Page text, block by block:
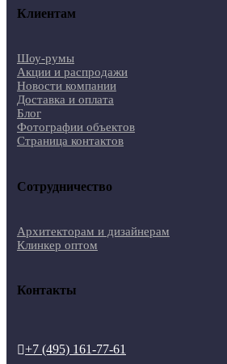
Клиентам
Шоу-румы
Акции и распродажи
Новости компании
Доставка и оплата
Блог
Фотографии объектов
Страница контактов
Сотрудничество
Архитекторам и дизайнерам
Клинкер оптом
Контакты
+7 (495) 161-77-61